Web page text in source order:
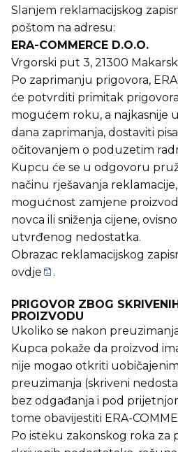
Slanjem reklamacijskog
poštom na adresu:
ERA-COMMERCE D.O.O.
Vrgorski put 3, 21300
Po zaprimanju prigovora,
će potvrditi primitak
mogućem roku, a najkasnije
dana zaprimanja, dostaviti
očitovanjem o poduzetim
Kupcu će se u odgovoru
načinu rješavanja
mogućnost zamjene
novca ili sniženja cijene,
utvrđenog nedostatka.
Obrazac reklamacijskog
ovdje
.
PRIGOVOR ZBOG
PROIZVODU
Ukoliko se nakon
Kupca pokaže da proizvod
nije mogao otkriti
preuzimanja (skriveni
bez odgađanja i pod
tome obavijestiti ERA-
Po isteku zakonskog roka za